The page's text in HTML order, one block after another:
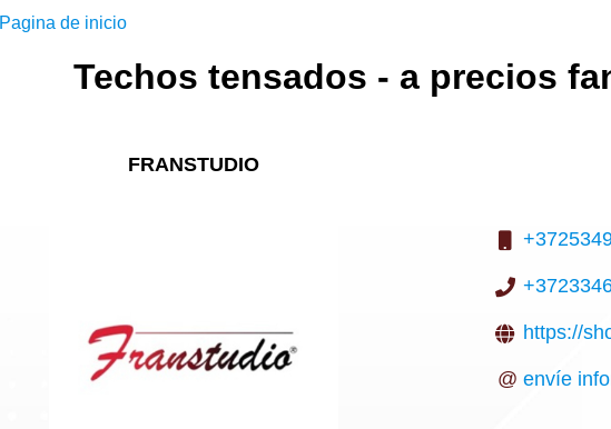
Pagina de inicio
Techos tensados - a precios
FRANSTUDIO
https://
@ envíe